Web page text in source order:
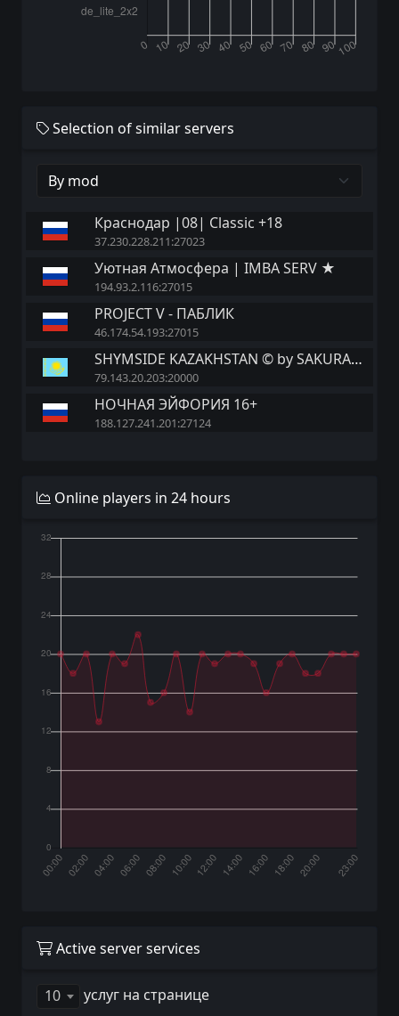
Selection of similar servers
Краснодар |08| Classic +18
37.230.228.211:27023
Уютная Атмосфера | IMBA SERV ★
194.93.2.116:27015
PROJECT V - ПАБЛИК
46.174.54.193:27015
SHYMSIDE KAZAKHSTAN © by SAKURAAA
79.143.20.203:20000
НОЧНАЯ ЭЙФОРИЯ 16+
188.127.241.201:27124
Online players in 24 hours
Active server services
10
услуг на странице